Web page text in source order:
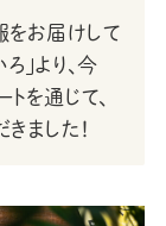
をお届けして
」より、今
を通じて、
ました！